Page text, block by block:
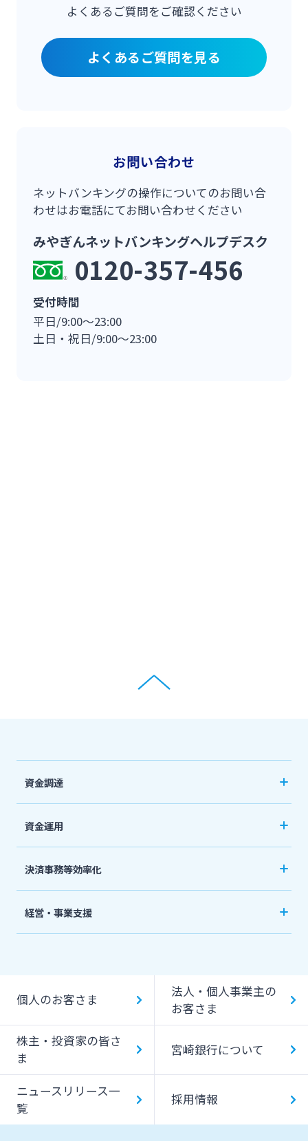
よくあるご質問をご確認ください
よくあるご質問を見る
お問い合わせ
ネットバンキングの操作についてのお問い合
わせはお電話にてお問い合わせください
みやぎんネットバンキングヘルプデスク
0120-357-456
受付時間
平日/9:00～23:00
土日・祝日/9:00～23:00
資金調達
事業資金・経営サポート
農業事業者サポート
私募債
その他
資金運用
外貨預金
投資信託
決済事務等効率化
ネット」
みやぎん「でんさいサービス」
変更届出書作成サービス
代金回収サービス
ペイジー口座振替受付サービス
経営・事業支援
みやぎん Big Advance
ビジネスマッチング
SDGs宣言企業紹介
地域密着型支援
個人のお客さま
法人・個人事業主の
お客さま
株主・投資家の皆さ
ま
宮崎銀行について
ニュースリリース一
覧
採用情報